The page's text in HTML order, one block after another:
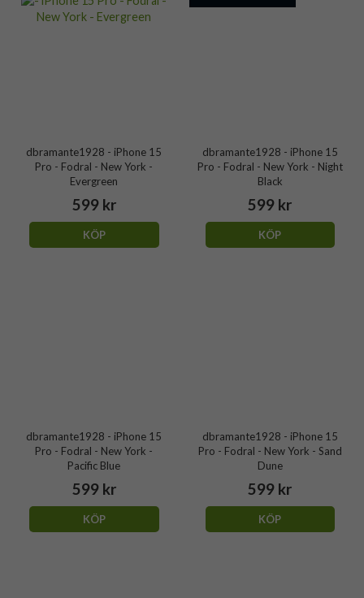
dbramante1928 - iPhone 15
Pro - Fodral - New York -
Evergreen
599 kr
KÖP
dbramante1928 - iPhone 15
Pro - Fodral - New York - Night
Black
599 kr
KÖP
dbramante1928 - iPhone 15
Pro - Fodral - New York -
Pacific Blue
599 kr
KÖP
dbramante1928 - iPhone 15
Pro - Fodral - New York - Sand
Dune
599 kr
KÖP